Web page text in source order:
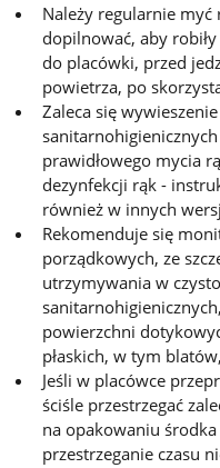
Należy regularnie myć
dopilnować, aby
do placówki, przed
powietrza, po
Zaleca się
prawidłowego mycia
dezynfekcji rąk -
również w innych
Rekomenduje się
porządkowych, ze
utrzymywania w
powierzchni
płaskich, w tym
Jeśli w placówce
ściśle przestrzegać
na opakowaniu środka
przestrzeganie czasu